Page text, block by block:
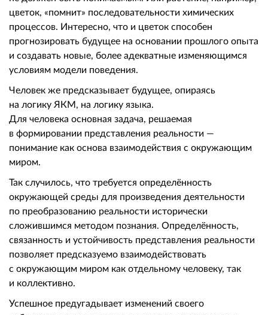
цветок, «помнит» последовательности химических
процессов. Интересно, что и цветок способен
прогнозировать будущее на основании прошлого опыта
и создавать новые, более адекватные изменяющимся
условиям модели поведения.
Человек же предсказывает будущее, опираясь
на логику ЯКМ, на логику языка.
Для человека основная задача, решаемая
в формировании представления реальности —
понимание как основа взаимодействия с окружающим
миром.
Так случилось, что требуется определённость
окружающей среды для произведения деятельности
по преобразованию реальности исторически
сложившимся методом познания. Определённость,
связанность и устойчивость представления реальности
позволяет предсказуемо взаимодействовать
с окружающим миром как отдельному человеку, так
и коллективно.
Успешное предугадывает изменений своего